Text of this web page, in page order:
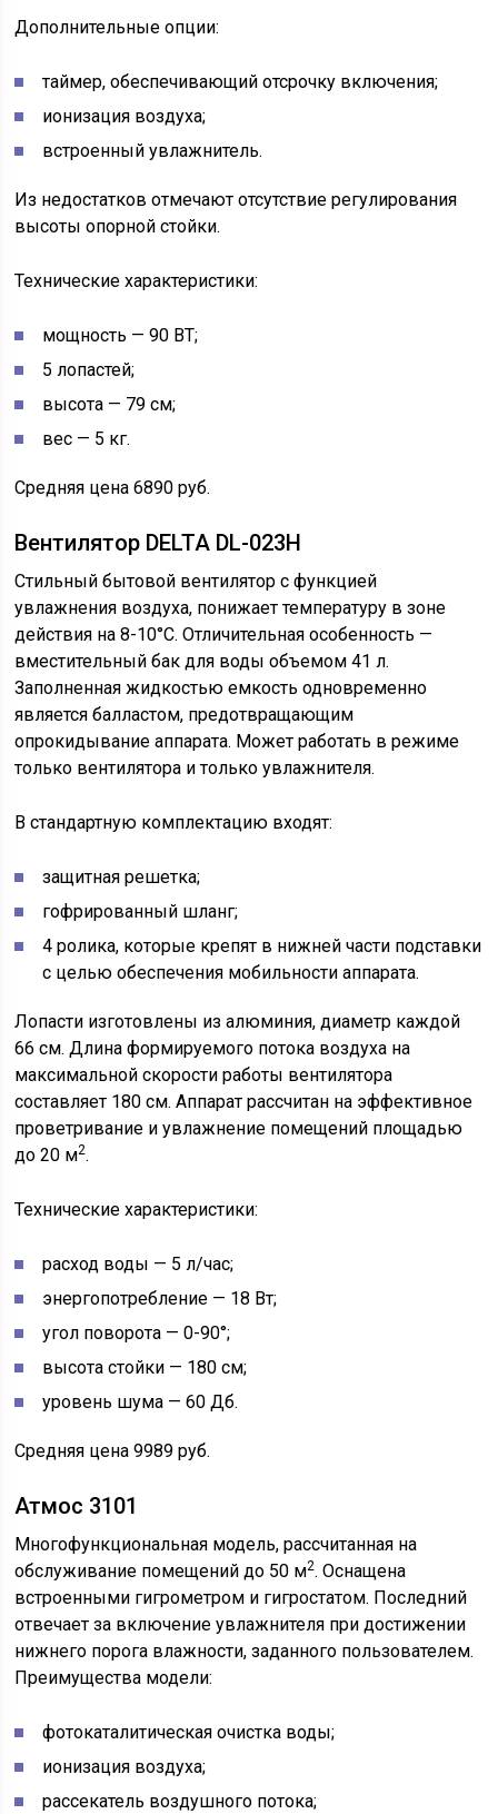
Дополнительные опции:
таймер, обеспечивающий отсрочку включения;
ионизация воздуха;
встроенный увлажнитель.
Из недостатков отмечают отсутствие регулирования
высоты опорной стойки.
Технические характеристики:
мощность — 90 ВТ;
5 лопастей;
высота — 79 см;
вес — 5 кг.
Средняя цена 6890 руб.
Вентилятор DELTA DL-023H
Стильный бытовой вентилятор с функцией
увлажнения воздуха, понижает температуру в зоне
действия на 8-10°С. Отличительная особенность —
вместительный бак для воды объемом 41 л.
Заполненная жидкостью емкость одновременно
является балластом, предотвращающим
опрокидывание аппарата. Может работать в режиме
только вентилятора и только увлажнителя.
В стандартную комплектацию входят:
защитная решетка;
гофрированный шланг;
4 ролика, которые крепят в нижней части подставки
с целью обеспечения мобильности аппарата.
Лопасти изготовлены из алюминия, диаметр каждой
66 см. Длина формируемого потока воздуха на
максимальной скорости работы вентилятора
составляет 180 см. Аппарат рассчитан на эффективное
проветривание и увлажнение помещений площадью
до 20 м2.
Технические характеристики:
расход воды — 5 л/час;
энергопотребление — 18 Вт;
угол поворота — 0-90°;
высота стойки — 180 см;
уровень шума — 60 Дб.
Средняя цена 9989 руб.
Атмос 3101
Многофункциональная модель, рассчитанная на
обслуживание помещений до 50 м2. Оснащена
встроенными гигрометром и гигростатом. Последний
отвечает за включение увлажнителя при достижении
нижнего порога влажности, заданного пользователем.
Преимущества модели:
фотокаталитическая очистка воды;
ионизация воздуха;
рассекатель воздушного потока;